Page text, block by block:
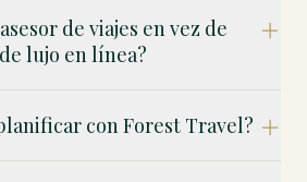
de viajes en vez de
lujo en línea?
con Forest Travel?